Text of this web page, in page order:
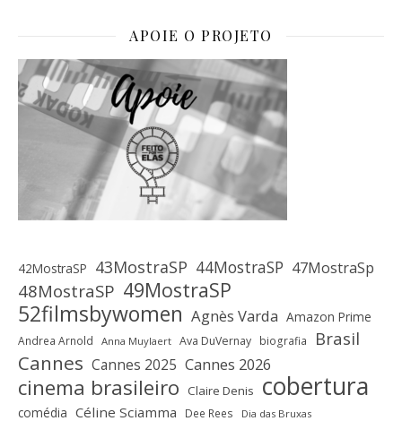
APOIE O PROJETO
42MostraSP 43MostraSP 44MostraSP 47MostraSp
48MostraSP 49MostraSP
52filmsbywomen Agnès Varda Amazon Prime
Andrea Arnold Anna Muylaert Ava DuVernay biografia Brasil
Cannes Cannes 2025 Cannes 2026
cinema brasileiro Claire Denis cobertura
comédia Céline Sciamma Dee Rees Dia das Bruxas